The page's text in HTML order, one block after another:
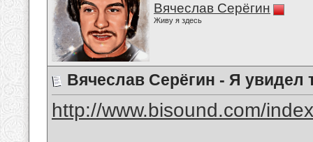
Вячеслав Серёгин
Живу я здесь
Вячеслав Серёгин - Я увидел
http://www.bisound.com/